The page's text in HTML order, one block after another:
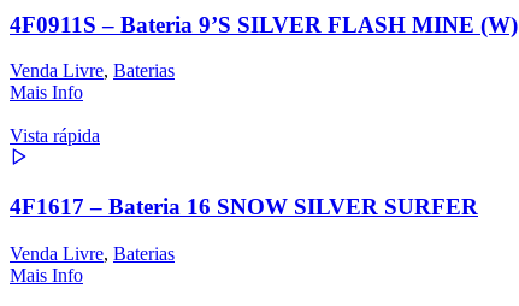
4F0911S – Bateria 9’S SILVER FLASH MINE (W)
Venda Livre, Baterias
Mais Info
Vista rápida
4F1617 – Bateria 16 SNOW SILVER SURFER
Venda Livre, Baterias
Mais Info